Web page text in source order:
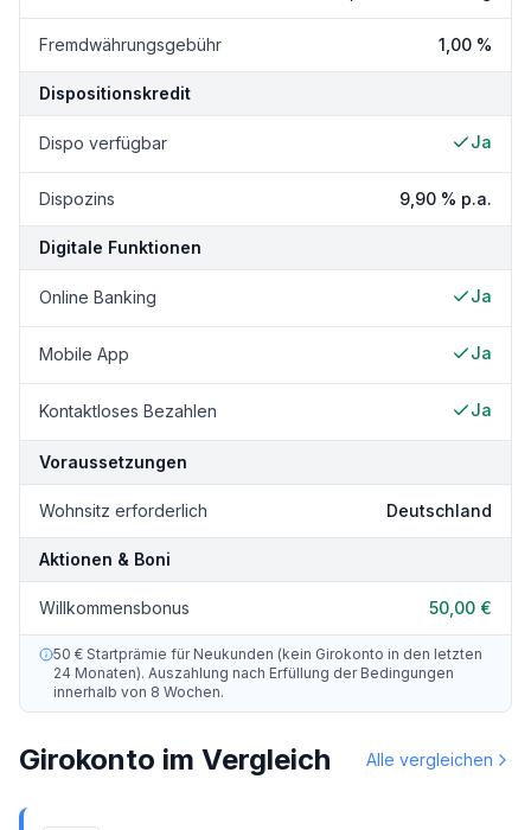
Fremdwährungsgebühr 1,00 %
Dispositionskredit
Dispo verfügbar Ja
Dispozins 9,90 % p.a.
Digitale Funktionen
Online Banking Ja
Mobile App Ja
Kontaktloses Bezahlen Ja
Voraussetzungen
Wohnsitz erforderlich Deutschland
Aktionen & Boni
Willkommensbonus 50,00 €
50 € Startprämie für Neukunden (kein Girokonto in den letzten
24 Monaten). Auszahlung nach Erfüllung der Bedingungen
innerhalb von 8 Wochen.
Girokonto im Vergleich Alle vergleichen